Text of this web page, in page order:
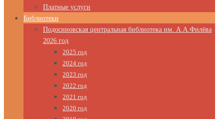
Платные услуги
Библиотеки
Подосиновская центральная библиотека им. А.А.Филёва
2026 год
2025 год
2024 год
2023 год
2022 год
2021 год
2020 год